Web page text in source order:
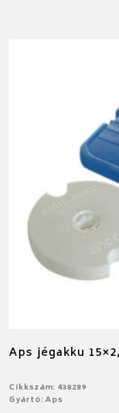
Aps jégakku
Cikkszám: 438289
Gyártó: Aps